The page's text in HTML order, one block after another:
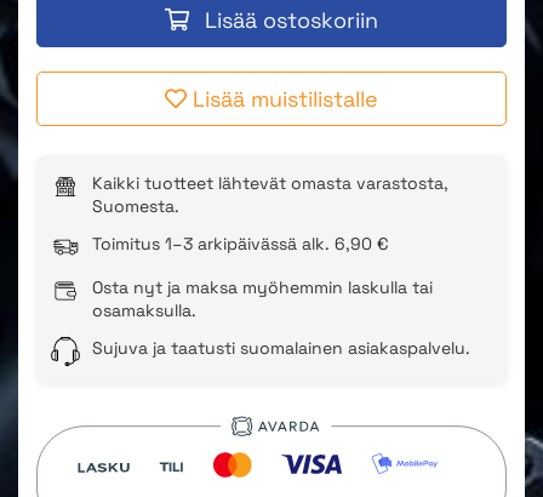
Lisää ostoskoriin
Lisää muistilistalle
Kaikki tuotteet lähtevät omasta varastosta,
Suomesta.
Toimitus 1–3 arkipäivässä alk. 6,90 €
Osta nyt ja maksa myöhemmin laskulla tai
osamaksulla.
Sujuva ja taatusti suomalainen asiakaspalvelu.